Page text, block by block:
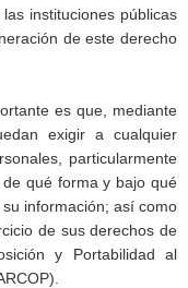
instituciones públicas
de este derecho
es que, mediante
exigir a cualquier
particularmente
qué forma y bajo qué
información; así como
de sus derechos de
y Portabilidad al